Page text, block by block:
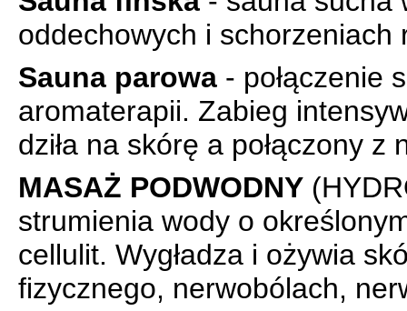
oddechowych i schorzeniach
Sauna parowa - połączenie
aromaterapii. Zabieg
dziła na skórę a połączony
MASAŻ PODWODNY
strumienia wody o
cellulit. Wygładza i ożywia
fizycznego, nerwobólach,